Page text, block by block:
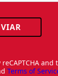
and
Terms of